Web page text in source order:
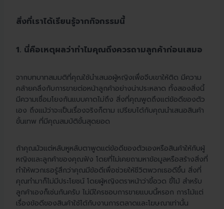
สิ่งที่เราได้เรียนรู้จากกิจกรรมนี้
1. นี่คือเหตุผลว่าทำไมคุณถึงควรถามลูกค้าก่อนเสมอ
จากบทบาทสมมติที่คุณใช้นำเสนอผู้หญิงเพื่อจีบเขาให้ติด มีความ
คล้ายคลึงกับการขายต่อหน้าลูกค้าอย่างน่าประหลาด ทั้งสองสิ่งนี้
มีความเชื่อมโยงกันแบบคาดไม่ถึง สิ่งที่คุณพูดถึงแต่ข้อดีของตัว
เอง ถึงแม้ว่าจะเป็นเรื่องจริงก็ตาม เปรียบได้กับคุณนำเสนอสินค้า
ขั้นเทพ ที่มีคุณสมบัติขั้นสุดยอด
ถ้าคุณมัวแต่หลับหูหลับตาพูดแต่ข้อดีของตัวเองหรือสินค้าให้กับผู้
หญิงและลูกค้าของคุณฟัง โดยที่ไม่เคยถามหาข้อมูลหรือสร้างสิ่งที่
ทำให้พวกเธอรู้สึกว่าคุณมีข้อดีเพื่อช่วยให้ชีวิตพวกเธอดีขึ้น สิ่งที่
คุณทำมาก็ไม่มีประโยชน์ โดยผู้หญิงตราหน้าว่าขี้อวด ขี้โม้ สำหรับ
ลูกค้าเองก็เช่นกันครับ ไม่มีใครชอบการขายแบบนี้หรอก การโม้แต่
เรื่องข้อดีของสินค้าใช้ได้กับงานการตลาดและโฆษณาเท่านั้น